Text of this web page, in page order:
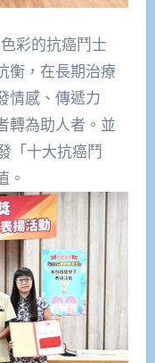
彩的抗癌鬥士
衡，在長期治療
情感、傳遞力
轉為助人者。並
「十大抗癌鬥
。